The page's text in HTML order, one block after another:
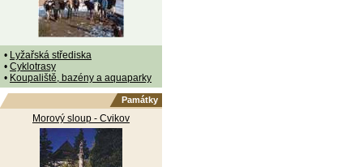
• Lyžařská střediska
• Cyklotrasy
• Koupaliště, bazény a aquaparky
Památky
Morový sloup - Cvikov